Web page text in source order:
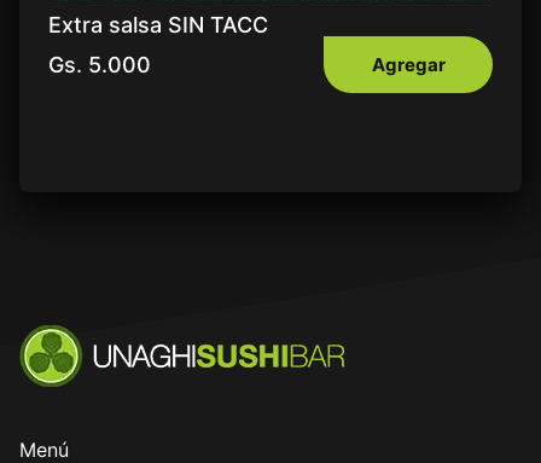
Extra salsa SIN TACC
Gs. 5.000 Agregar
Menú